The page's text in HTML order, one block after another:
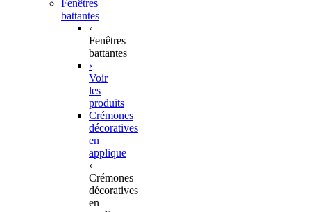
Fenêtres
battantes
‹
Fenêtres
battantes
›
Voir
les
produits
Crémones
décoratives
en
applique
‹
Crémones
décoratives
en